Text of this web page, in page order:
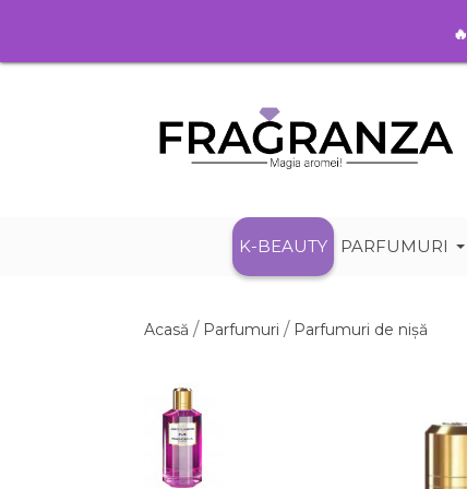
🔥
K-BEAUTY PARFUMURI
Acasă Parfumuri Parfumuri de nișă